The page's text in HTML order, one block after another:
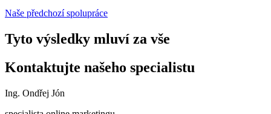
Naše předchozí spolupráce
Tyto výsledky mluví za vše
Kontaktujte našeho specialistu
Ing. Ondřej Jón